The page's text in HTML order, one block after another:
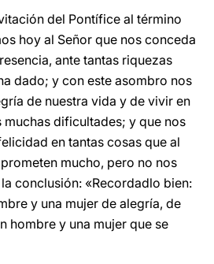
del Pontífice al término
hoy al Señor que nos conceda
ante tantas riquezas
dado; y con este asombro nos
de nuestra vida y de vivir en
muchas dificultades; y que nos
en tantas cosas que al
mucho, pero no nos
conclusión: «Recordadlo bien:
y una mujer de alegría, de
hombre y una mujer que se